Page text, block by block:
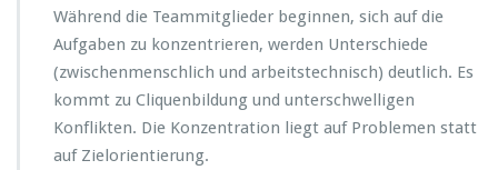
Während die Teammitglieder beginnen, sich auf die
Aufgaben zu konzentrieren, werden Unterschiede
(zwischenmenschlich und arbeitstechnisch) deutlich. Es
kommt zu Cliquenbildung und unterschwelligen
Konflikten. Die Konzentration liegt auf Problemen statt
auf Zielorientierung.